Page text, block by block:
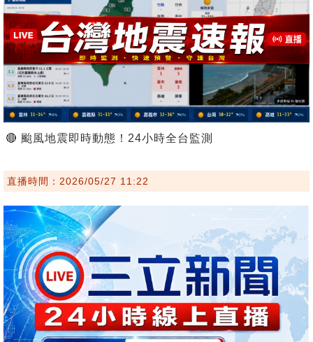
🔴 颱風地震即時動態！24小時全台監測
直播時間：2026/05/27 11:22